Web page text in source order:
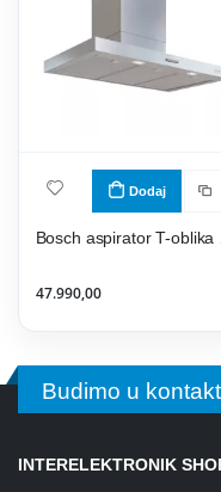
Dodaj
47.990,00
Budimo u
INTERELEKTRONIK